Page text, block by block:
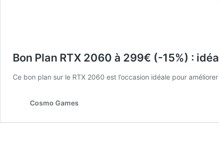
Bon Plan RTX 2060 à 299€ (-15%) :
Ce bon plan sur le RTX 2060 est l’occasion idéale pour
Cosmo Games